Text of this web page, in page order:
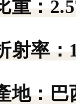
重：
射率：
地： 巴